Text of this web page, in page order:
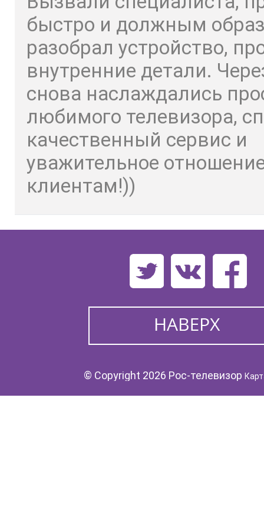
быстро и должным
разобрал устройство,
внутренние детали.
снова наслаждались
любимого телевизора,
качественный сервис и
уважительное
клиентам!))
© Copyright 2026 Рос-телевизор